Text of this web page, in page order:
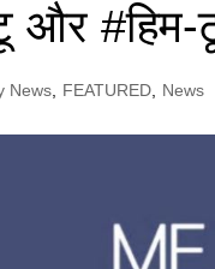
और
News FEATURED News